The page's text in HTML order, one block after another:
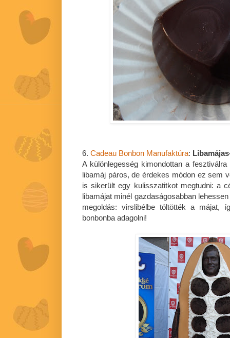
6. Cadeau Bonbon Manufaktúra:
A különlegesség kimondottan a
libamáj páros, de érdekes módon ez sem
is sikerült egy kulisszatitkot megtudni: a
libamájat minél gazdaságosabban
megoldás: virslibélbe töltötték a májat,
bonbonba adagolni!